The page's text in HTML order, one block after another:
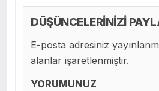
DÜŞÜNCELERİNİZİ
E-posta adresiniz
alanlar işaretlenmiştir.
YORUMUNUZ